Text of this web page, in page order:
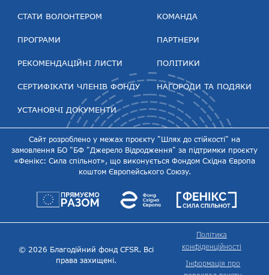
СТАТИ ВОЛОНТЕРОМ
ПРОГРАМИ
РЕКОМЕНДАЦІЙНІ ЛИСТИ
СЕРТИФІКАТИ ЧЛЕНІВ ФОНДУ
УСТАНОВЧІ ДОКУМЕНТИ
КОМАНДА
ПАРТНЕРИ
ПОЛІТИКИ
НАГОРОДИ ТА ПОДЯКИ
Сайт розроблено у межах проєкту "Шлях до стійкості" на
замовлення БО "БФ "Джерело Відродження" за підтримки проєкту
«Фенікс: Сила спільнот», що виконується Фондом Східна Європа
коштом Європейського Союзу.
© 2026 Благодійний фонд CFSR. Всі
права захищені.
Політика
конфіденційності
Інформація про